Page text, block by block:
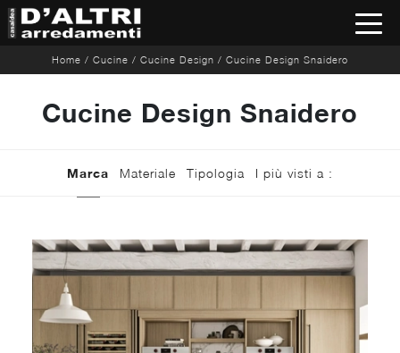
Home / Cucine / Cucine Design / Cucine Design Snaidero
Cucine Design Snaidero
Marca Materiale Tipologia I più visti a :